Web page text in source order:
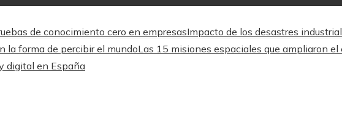
de conocimiento cero en empresasImpacto de los desastres
la forma de percibir el mundoLas 15 misiones espaciales que ampliaron
digital en España